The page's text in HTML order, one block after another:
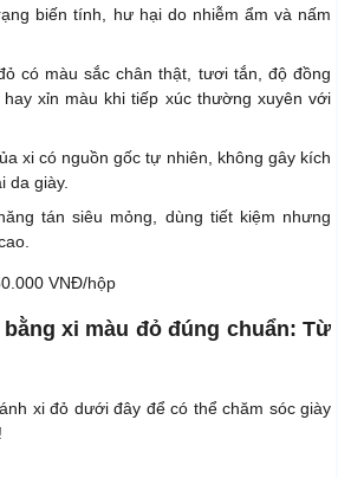
biến tính, hư hại do nhiễm ẩm và nấm
có màu sắc chân thật, tươi tắn, độ đồng
xỉn màu khi tiếp xúc thường xuyên với
xi có nguồn gốc tự nhiên, không gây kích
da giày.
tán siêu mỏng, dùng tiết kiệm nhưng
VNĐ/hộp
xi màu đỏ đúng chuẩn: Từ
xi đỏ dưới đây để có thể chăm sóc giày